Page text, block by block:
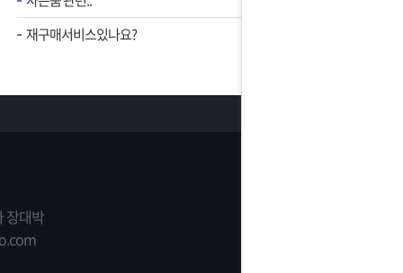
재구매서비스있나요?
장대박